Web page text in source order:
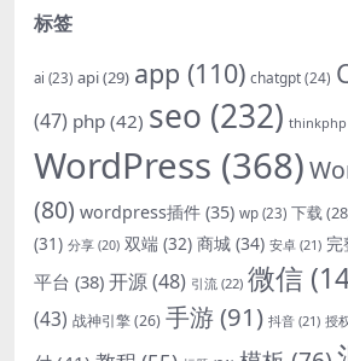
标签
ai (23) api(29) app (110) chatgpt(24)
(47) php (42) seo (232) thinkphp
WordPress (368)
(80) wordpress插件 (35) wp (23) 下载
(31) 分享 (20) 双端 (32) 商城 (34) 安卓 (21) 完
平台 (38) 开源(48) 引流 (22) 微信
(43) 战神引擎(26) 手游(91) 抖音 (21) 授